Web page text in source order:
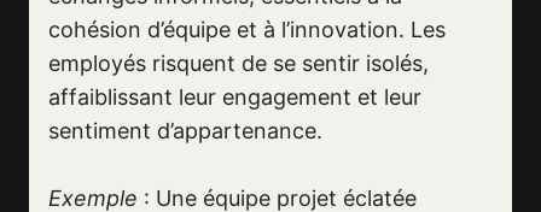
cohésion d’équipe et à l’innovation. Les
employés risquent de se sentir isolés,
affaiblissant leur engagement et leur
sentiment d’appartenance.
Exemple : Une équipe projet éclatée